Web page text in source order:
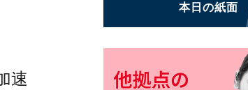
速